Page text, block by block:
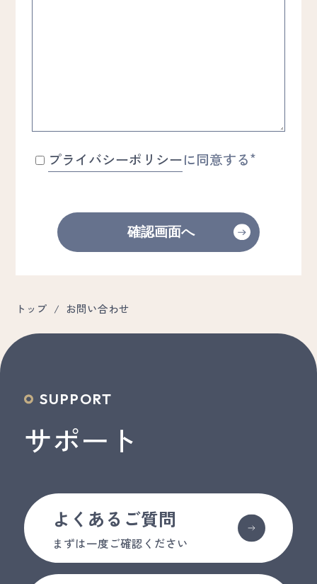
プライバシーポリシーに同意する*
確認画面へ
トップ / お問い合わせ
SUPPORT
サポート
よくあるご質問
まずは一度ご確認ください